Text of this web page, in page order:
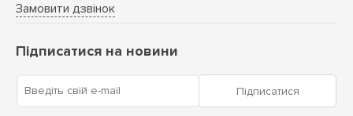
Замовити дзвінок
Підписатися на новини
Введіть свій e-mail Підписатися